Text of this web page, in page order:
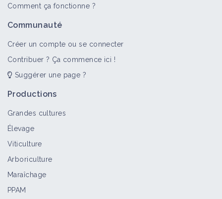
Comment ça fonctionne ?
Communauté
Créer un compte ou se connecter
Contribuer ? Ça commence ici !
Suggérer une page ?
Productions
Grandes cultures
Élevage
Viticulture
Arboriculture
Maraîchage
PPAM